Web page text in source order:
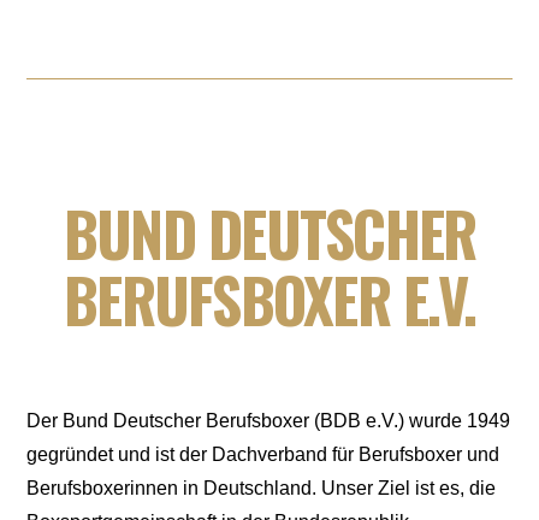
BUND DEUTSCHER
BERUFSBOXER E.V.
Der Bund Deutscher Berufsboxer (BDB e.V.) wurde 1949
gegründet und ist der Dachverband für Berufsboxer und
Berufsboxerinnen in Deutschland. Unser Ziel ist es, die